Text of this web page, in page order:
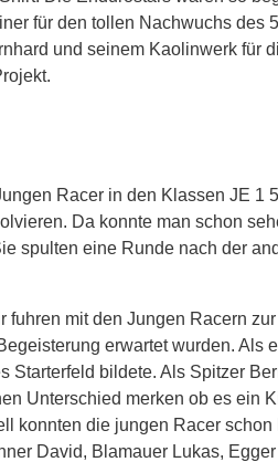
für den tollen Nachwuchs des
und seinem Kaolinwerk für
Racer in den Klassen JE 1
Da konnte man schon
spulten eine Runde nach der
fuhren mit den Jungen Racern
erwartet wurden. Als
Starterfeld bildete. Als Spitzer
Unterschied merken ob es ein
konnten die jungen Racer
David, Blamauer Lukas,